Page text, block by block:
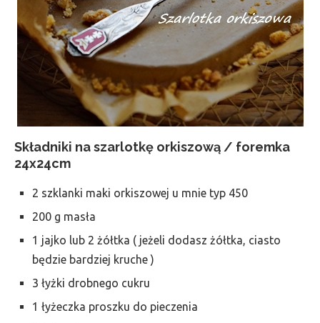
Składniki na szarlotkę orkiszową / foremka
24x24cm
2 szklanki maki orkiszowej u mnie typ 450
200 g masła
1 jajko lub 2 żółtka ( jeżeli dodasz żółtka, ciasto
będzie bardziej kruche )
3 łyżki drobnego cukru
1 łyżeczka proszku do pieczenia